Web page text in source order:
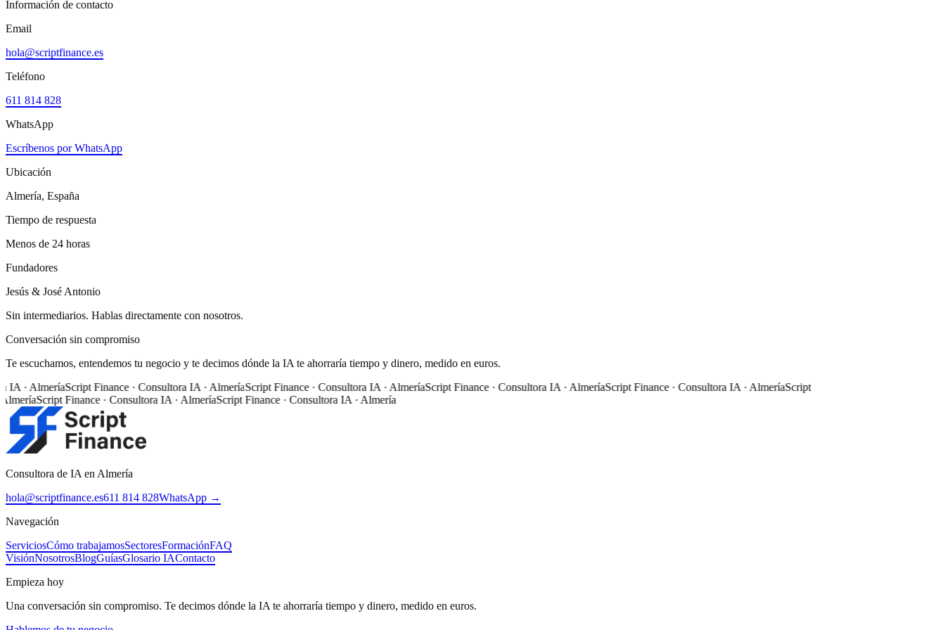
Información de contacto
Email
hola@scriptfinance.es
Teléfono
611 814 828
WhatsApp
Escríbenos por WhatsApp
Ubicación
Almería, España
Tiempo de respuesta
Menos de 24 horas
Fundadores
Jesús & José Antonio
Sin intermediarios. Hablas directamente con nosotros.
Conversación sin compromiso
Te escuchamos, entendemos tu negocio y te decimos dónde la IA te ahorraría tiempo y dinero, medido en euros.
IA · AlmeríaScript Finance · Consultora IA · AlmeríaScript Finance · Consultora IA · AlmeríaScript Finance · Consultora IA · AlmeríaScript Finance · Consultora IA · AlmeríaScript
Script Finance · Consultora IA · AlmeríaScript Finance · Consultora IA · Almería
Consultora de IA en Almería
hola@scriptfinance.es611 814 828WhatsApp →
Navegación
ServiciosCómo trabajamosSectoresFormaciónFAQ
VisiónNosotrosBlogGuíasGlosario IAContacto
Empieza hoy
Una conversación sin compromiso. Te decimos dónde la IA te ahorraría tiempo y dinero, medido en euros.